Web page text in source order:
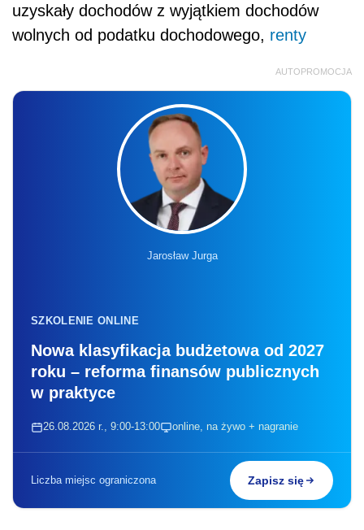
uzyskały dochodów z wyjątkiem dochodów
wolnych od podatku dochodowego, renty
AUTOPROMOCJA
Jarosław Jurga
SZKOLENIE ONLINE
Nowa klasyfikacja budżetowa od 2027
roku – reforma finansów publicznych
w praktyce
26.08.2026 r., 9:00-13:00 online, na żywo + nagranie
Liczba miejsc ograniczona Zapisz się